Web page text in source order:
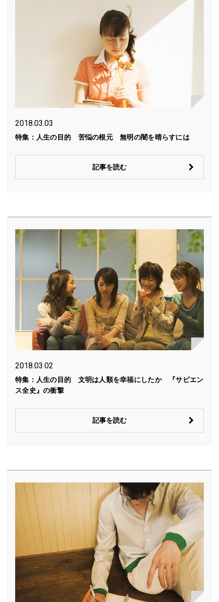
2018.03.03
特集：人生の目的 苦悩の根元 無明の闇を晴らすには
記事を読む
2018.03.02
特集：人生の目的 文明は人類を幸福にしたか 『サピエン
ス全史』の衝撃
記事を読む